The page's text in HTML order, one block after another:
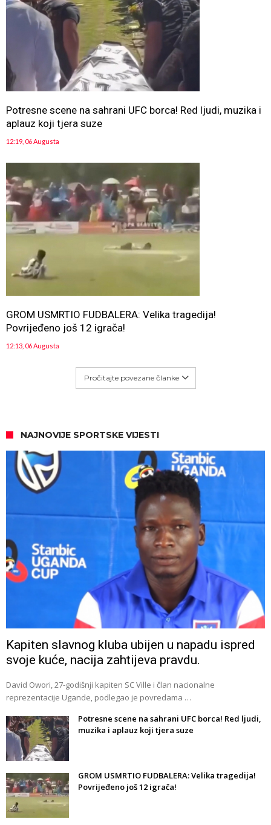
Potresne scene na sahrani UFC borca! Red ljudi, muzika i
aplauz koji tjera suze
12:19, 06 Augusta
GROM USMRTIO FUDBALERA: Velika tragedija!
Povrijeđeno još 12 igrača!
12:13, 06 Augusta
Pročitajte povezane članke
NAJNOVIJE SPORTSKE VIJESTI
Kapiten slavnog kluba ubijen u napadu ispred
svoje kuće, nacija zahtijeva pravdu.
David Owori, 27-godišnji kapiten SC Ville i član nacionalne
reprezentacije Ugande, podlegao je povredama …
Potresne scene na sahrani UFC borca! Red ljudi,
muzika i aplauz koji tjera suze
GROM USMRTIO FUDBALERA: Velika tragedija!
Povrijeđeno još 12 igrača!